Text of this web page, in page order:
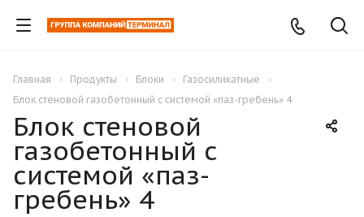
Главная Продукты Блоки
Газосиликатные
Блок стеновой газобетонный с системой «паз-гребень» 4
Блок стеновой
газобетонный с
системой «паз-
гребень» 4